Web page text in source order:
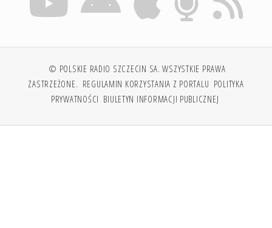
© POLSKIE RADIO SZCZECIN SA. WSZYSTKIE PRAWA
ZASTRZEŻONE. REGULAMIN KORZYSTANIA Z PORTALU POLITYKA
PRYWATNOŚCI BIULETYN INFORMACJI PUBLICZNEJ